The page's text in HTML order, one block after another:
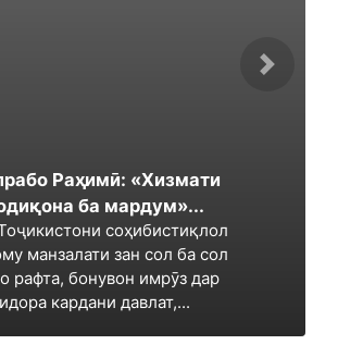
Раҳимӣ: «Хизмати
ба мардум»...
соҳибистиқлол
манзалати зан сол ба сол
рафта, бонувон имрӯз дар
идора кардани давлат,...